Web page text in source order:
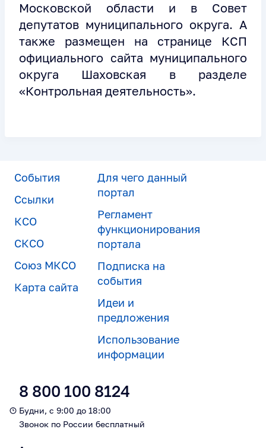
Московской области и в Совет
депутатов муниципального округа. А
также размещен на странице КСП
официального сайта муниципального
округа Шаховская в разделе
«Контрольная деятельность».
События
Ссылки
КСО
СКСО
Союз МКСО
Карта сайта
Для чего данный
портал
Регламент
функционирования
портала
Подписка на
события
Идеи и
предложения
Использование
информации
8 800 100 8124
Будни, с 9:00 до 18:00
Звонок по России бесплатный